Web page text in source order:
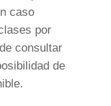
caso
por
consultar
de